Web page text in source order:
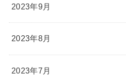
2023年9月
2023年8月
2023年7月